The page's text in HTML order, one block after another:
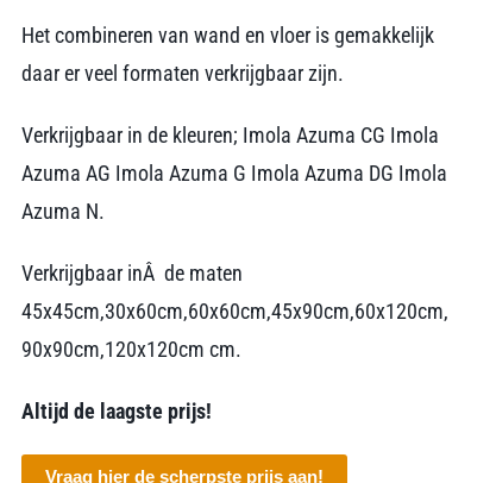
Het combineren van wand en vloer is gemakkelijk
daar er veel formaten verkrijgbaar zijn.
Verkrijgbaar in de kleuren; Imola Azuma CG Imola
Azuma AG Imola Azuma G Imola Azuma DG Imola
Azuma N.
Verkrijgbaar inÂ de maten
45x45cm,30x60cm,60x60cm,45x90cm,60x120cm,
90x90cm,120x120cm cm.
Altijd de laagste prijs!
Vraag hier de scherpste prijs aan!